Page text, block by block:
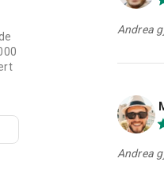
Andrea
Andrea